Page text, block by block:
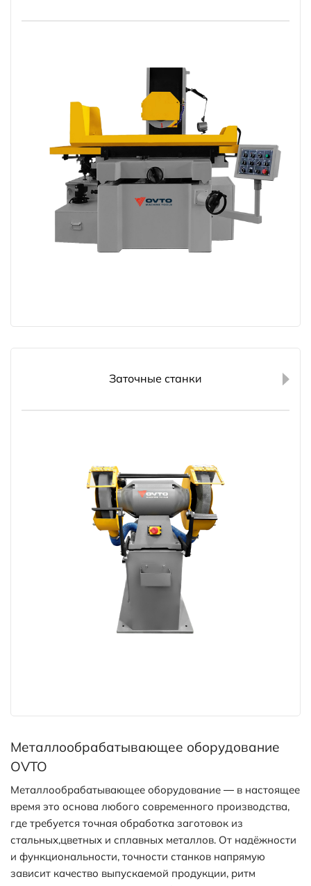
Заточные станки
Металлообрабатывающее оборудование
OVTO
Металлообрабатывающее оборудование — в настоящее
время это основа любого современного производства,
где требуется точная обработка заготовок из
стальных,цветных и сплавных металлов. От надёжности
и функциональности, точности станков напрямую
зависит качество выпускаемой продукции, ритм